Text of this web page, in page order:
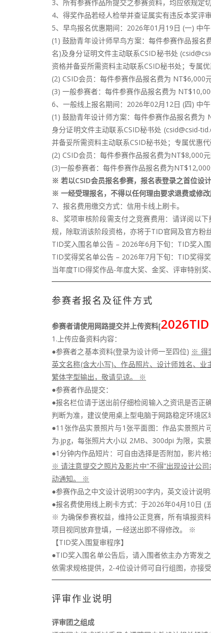
3、所有参赛作品所提交之参赛资料，均应依规定
4、得奖作品若经人检举并查证属实有违反本奖评
5、早鸟报名优惠期间：2026年01月19日 (一) 中
(1) 鼓励青年设计师早鸟方案：每件参赛作品报
名)及身分证明文件主动联系CSID秘书处
资格并备妥所需资料主动联系CSID秘书处；专属
(2) CSID会员：每件参赛作品报名费为 NT$6,000
(3) 一般参赛者：每件参赛作品报名费为
6、一般线上报名期间：2026年02月12日 (四) 中
(1) 鼓励青年设计师方案：每件参赛作品报名费
身分证明文件主动联系CSID秘书处 (csid@csid-
并备妥所需资料主动联系CSID秘书处；专属优惠
(2) CSID会员：每件参赛作品报名费为NT$8,000
(3)一般参赛者：每件参赛作品报名费为NT$12,000
※ 若以CSID会员报名参赛，报名表登录之首位设
※ 一经受理报名，不得以任何理由要求退费或修
7、报名费用缴交方式：信用卡线上刷卡。
8、奖项审核阶段需支付之竞赛费用：请详阅以
规，除取消​​该阶段资格，亦将于TID官网及官方粉
TID奖入围名单公告 – 2026年6月下旬：TID奖入
TID奖得奖名单公告 – 2026年7月下旬：TID奖得
当年度TID得奖作品-年度大奖、金奖、评审特别
参赛者报名及征件方式
参赛者请使用网路提交并上传资料[
1.上传应备资料内容：
●参赛者之基本资料(登录为设计师一至四位) ※ 得
英文名称(含大小写)、作品照片、设计师姓名、
繁体字型输出，敬请见谅。 ※
●参赛者作品提交：
●报名栏位请于送出前仔细检阅输入之资讯是否正
判断为准，建议使用桌上型电脑于网路稳定环境区
●11张作品实景照片与1张平面图：作品实景照
为.jpg，每张照片大小以 2MB、300dpi 为限，实
●1分钟内作品短片：可自由选择是否附加，影片
※ 请注意提交之照片及影片中“不得”出现设计公
动通知。 ※
●参赛作品之中文设计说明300字内，英文设计说
●报名费使用线上刷卡方式：于2026年04月10日 (
※ 为确保参赛权益，维持公正竞赛，所有填报资
项目视同放弃登填，一经送出即不得修改。 ※
【TID奖入围复审程序】
●TID奖入围名单公告后，请入围者依主办方寄发
依需求规格提供，2-4位设计师可自行组图，亦接
评审作业说明
评审团之组成